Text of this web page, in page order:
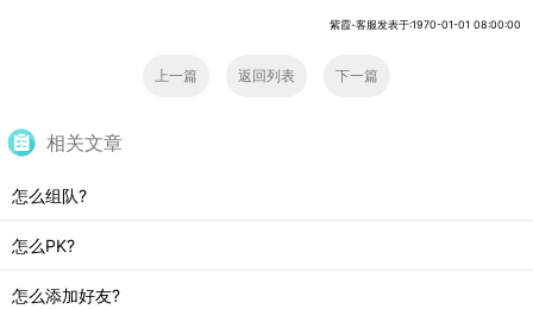
紫霞-客服发表于:1970-01-01 08:00:00
上一篇 返回列表 下一篇
相关文章
怎么组队?
怎么PK?
怎么添加好友?